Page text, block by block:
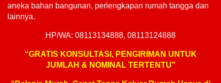
aneka bahan bangunan, perlengkapan rumah tangga dan
lainnya.
HP/WA: 08113134888, 08113124888
“GRATIS KONSULTASI, PENGIRIMAN UNTUK
JUMLAH & NOMINAL TERTENTU”